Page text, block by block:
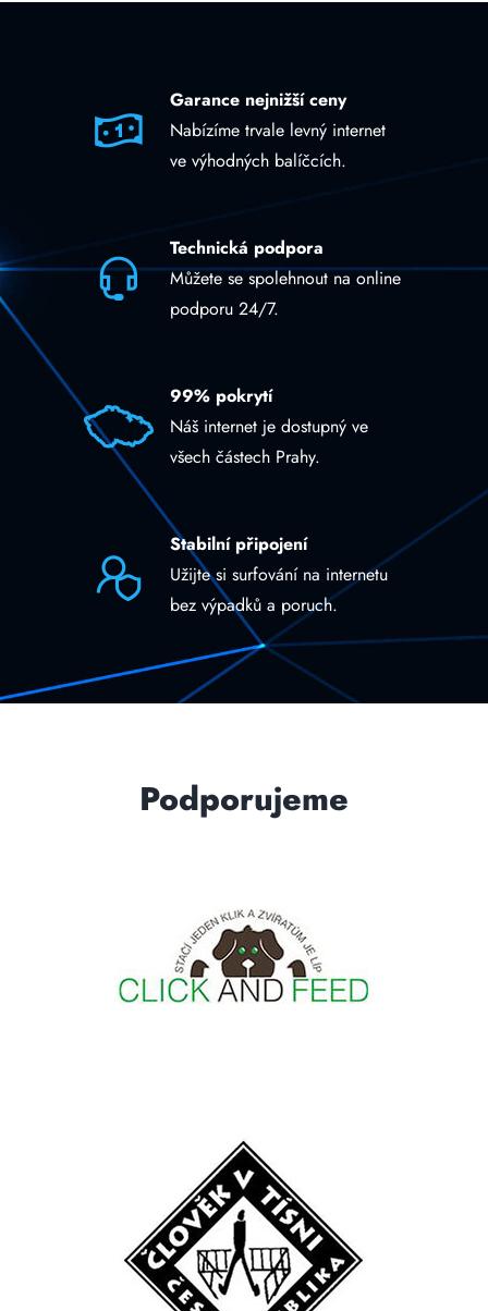
Garance nejnižší ceny
Nabízíme trvale levný internet
ve výhodných balíčcích.
Technická podpora
Můžete se spolehnout na online
podporu 24/7.
99% pokrytí
Náš internet je dostupný ve
všech částech Prahy.
Stabilní připojení
Užijte si surfování na internetu
bez výpadků a poruch.
Podporujeme